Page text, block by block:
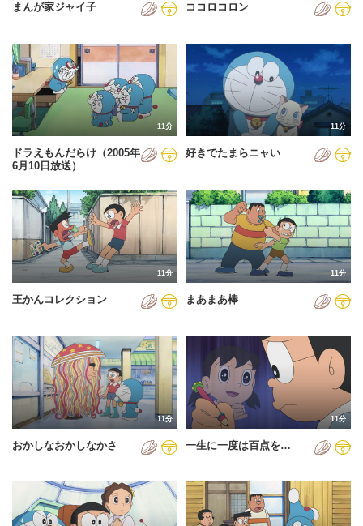
まんが家ジャイ子 ココロコロン
11分
ドラえもんだらけ（2005年
6月10日放送）
11分
好きでたまらニャい
11分
王かんコレクション
11分
まあまあ棒
11分
おかしなおかしなかさ
11分
一生に一度は百点を…